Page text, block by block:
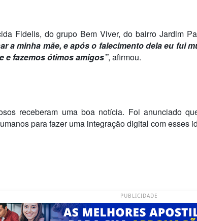
Fidelis, do grupo Bem Viver, do bairro Jardim
a minha mãe, e após o falecimento dela eu fui
e fazemos ótimos amigos”, afirmou.
receberam uma boa notícia. Foi anunciado
para fazer uma integração digital com esses
PUBLICIDADE